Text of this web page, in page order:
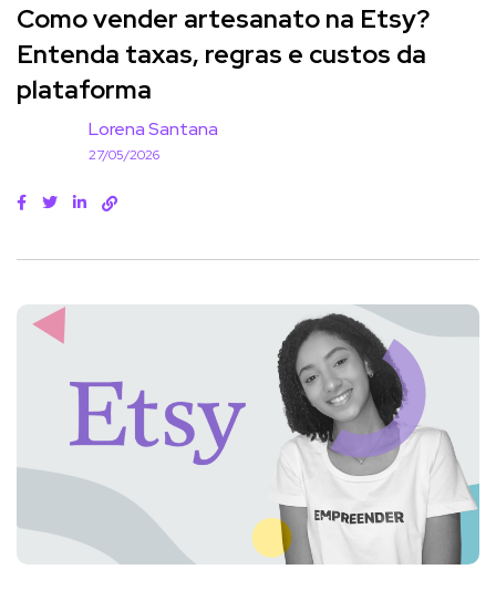
Como vender artesanato na Etsy?
Entenda taxas, regras e custos da
plataforma
Lorena Santana
27/05/2026